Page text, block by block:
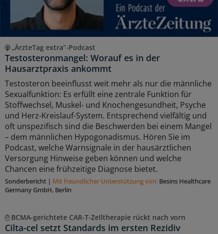
„ÄrzteTag extra“-Podcast
Testosteronmangel: Worauf es in der
Hausarztpraxis ankommt
Testosteron beeinflusst weit mehr als nur die männliche
Sexualfunktion: Es erfüllt eine zentrale Funktion für
Stoffwechsel, Muskel- und Knochengesundheit, Psyche
und Herz-Kreislauf-System. Entsprechend vielfältig und
oft unspezifisch sind die Beschwerden bei einem Mangel
– dem männlichen Hypogonadismus. Hören Sie im
Podcast, welche Warnsignale in der hausärztlichen
Versorgung Hinweise geben können und welche
Chancen eine frühzeitige Diagnose bietet.
Sonderbericht | Mit freundlicher Unterstützung von: Besins Healthcare
Germany GmbH, Berlin
BCMA-gerichtete CAR-T-Zelltherapie rückt nach vorn
Cilta-cel setzt Standards im ersten Rezidiv